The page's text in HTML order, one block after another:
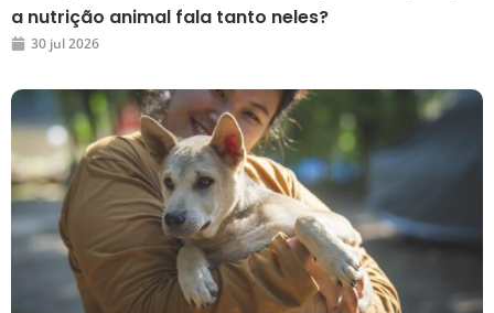
a nutrição animal fala tanto neles?
30 jul 2026